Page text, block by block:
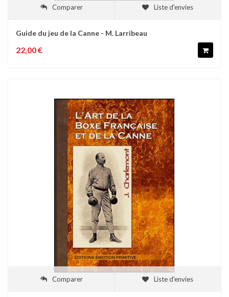
Comparer Liste d'envies
Guide du jeu de la Canne - M. Larribeau
22,00 €
Comparer Liste d'envies